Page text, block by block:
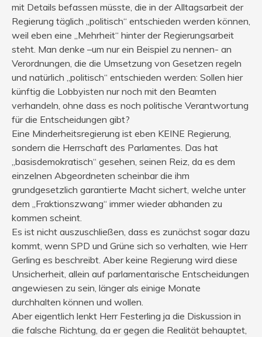
mit Details befassen müsste, die in der Alltagsarbeit der
Regierung täglich „politisch“ entschieden werden können,
weil eben eine „Mehrheit“ hinter der Regierungsarbeit
steht. Man denke –um nur ein Beispiel zu nennen- an
Verordnungen, die die Umsetzung von Gesetzen regeln
und natürlich „politisch“ entschieden werden: Sollen hier
künftig die Lobbyisten nur noch mit den Beamten
verhandeln, ohne dass es noch politische Verantwortung
für die Entscheidungen gibt?
Eine Minderheitsregierung ist eben KEINE Regierung,
sondern die Herrschaft des Parlamentes. Das hat
„basisdemokratisch“ gesehen, seinen Reiz, da es dem
einzelnen Abgeordneten scheinbar die ihm
grundgesetzlich garantierte Macht sichert, welche unter
dem „Fraktionszwang“ immer wieder abhanden zu
kommen scheint.
Es ist nicht auszuschließen, dass es zunächst sogar dazu
kommt, wenn SPD und Grüne sich so verhalten, wie Herr
Gerling es beschreibt. Aber keine Regierung wird diese
Unsicherheit, allein auf parlamentarische Entscheidungen
angewiesen zu sein, länger als einige Monate
durchhalten können und wollen.
Aber eigentlich lenkt Herr Festerling ja die Diskussion in
die falsche Richtung, da er gegen die Realität behauptet,